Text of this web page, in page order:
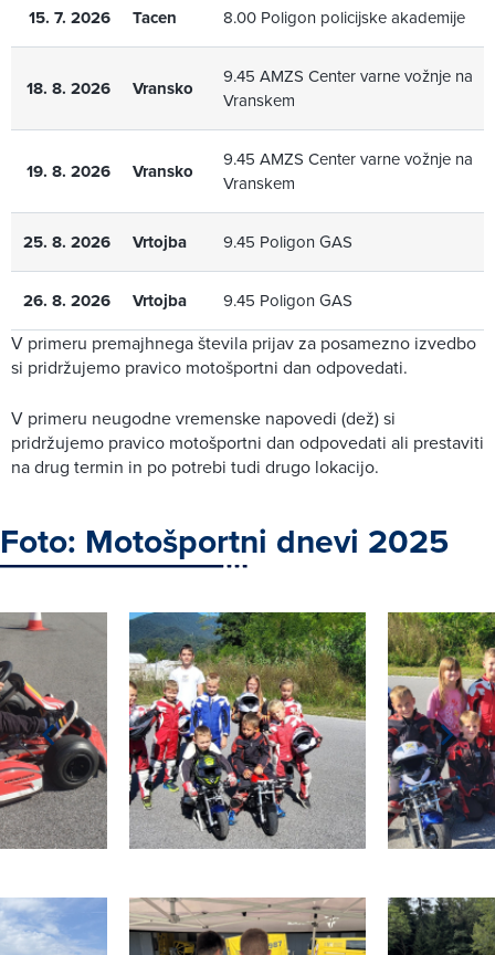
15. 7. 2026 Tacen 8.00 Poligon policijske akademije
18. 8. 2026 Vransko
9.45 AMZS Center varne vožnje na
Vranskem
19. 8. 2026 Vransko
9.45 AMZS Center varne vožnje na
Vranskem
25. 8. 2026 Vrtojba 9.45 Poligon GAS
26. 8. 2026 Vrtojba 9.45 Poligon GAS
V primeru premajhnega števila prijav za posamezno izvedbo
si pridržujemo pravico motošportni dan odpovedati.
V primeru neugodne vremenske napovedi (dež) si
pridržujemo pravico motošportni dan odpovedati ali prestaviti
na drug termin in po potrebi tudi drugo lokacijo.
Foto: Motošportni dnevi 2025